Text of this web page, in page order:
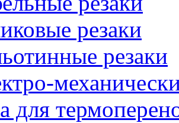
резаки
резаки
для